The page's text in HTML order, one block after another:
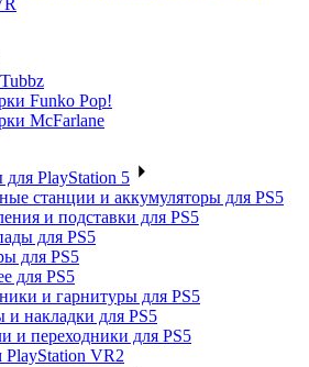
Funko Pop!
McFarlane
для PlayStation 5
станции и аккумуляторы для PS5
и подставки для PS5
для PS5
для PS5
для PS5
и гарнитуры для PS5
и накладки для PS5
и переходники для PS5
VR2